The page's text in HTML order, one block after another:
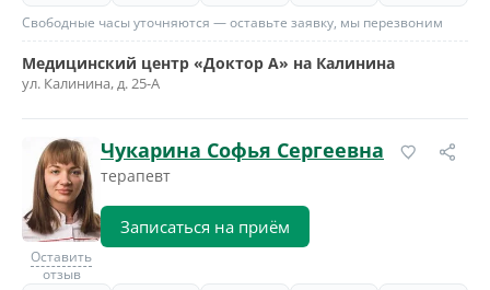
Свободные часы уточняются — оставьте заявку, мы перезвоним
Медицинский центр «Доктор А» на Калинина
ул. Калинина, д. 25-А
Оставить
отзыв
Чукарина Софья Сергеевна
терапевт
Записаться на приём